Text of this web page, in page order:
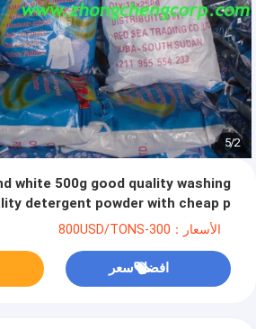
2
/
5
white 500g good quality washing
detergent powder with cheap p
الأسعار：300-800USD/TONS
افضل سعر